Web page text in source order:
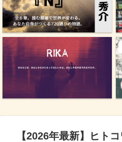
【2026年最新】ヒト